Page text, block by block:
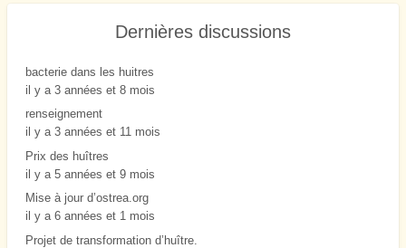
Dernières discussions
bacterie dans les huitres
il y a 3 années et 8 mois
renseignement
il y a 3 années et 11 mois
Prix des huîtres
il y a 5 années et 9 mois
Mise à jour d’ostrea.org
il y a 6 années et 1 mois
Projet de transformation d’huître.